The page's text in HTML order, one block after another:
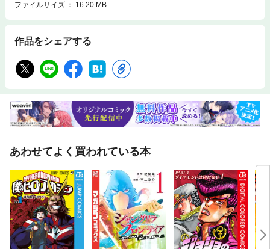
ファイルサイズ
16.20 MB
作品をシェアする
あわせてよく買われている本